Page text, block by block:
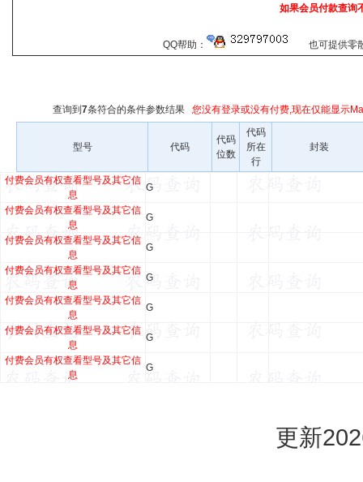
如果会员付款查询
QQ帮助： 也可提供零
查询到 7条符合的条件参数结果 您没有登录或没有付费,现在仅能显示
型号 代码
代码
位数
代码
所在
行
封装
付费会员有权查看型号及其它信
息
G
付费会员有权查看型号及其它信
息
G
付费会员有权查看型号及其它信
息
G
付费会员有权查看型号及其它信
息
G
付费会员有权查看型号及其它信
息
G
付费会员有权查看型号及其它信
息
G
付费会员有权查看型号及其它信
息
G
更新